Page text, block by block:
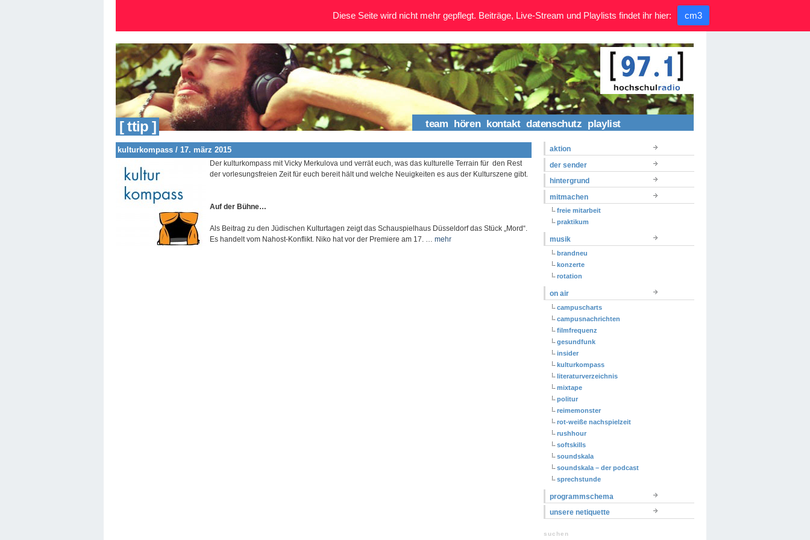
[ ttip ] team hören kontakt datenschutz playlist
kulturkompass / 17. märz 2015
Der kulturkompass mit Vicky Merkulova und verrät euch, was das kulturelle Terrain für den Rest
der vorlesungsfreien Zeit für euch bereit hält und welche Neuigkeiten es aus der Kulturszene gibt.
Auf der Bühne…
Als Beitrag zu den Jüdischen Kulturtagen zeigt das Schauspielhaus Düsseldorf das Stück „Mord“.
Es handelt vom Nahost-Konflikt. Niko hat vor der Premiere am 17. … mehr
aktion
der sender
hintergrund
mitmachen
freie mitarbeit
praktikum
musik
brandneu
konzerte
rotation
on air
campuscharts
campusnachrichten
filmfrequenz
gesundfunk
insider
kulturkompass
literaturverzeichnis
mixtape
politur
reimemonster
rot-weiße nachspielzeit
rushhour
softskills
soundskala
soundskala – der podcast
sprechstunde
programmschema
unsere netiquette
suchen
Diese Seite wird nicht mehr gepflegt. Beiträge, Live-Stream und Playlists findet ihr hier: cm3